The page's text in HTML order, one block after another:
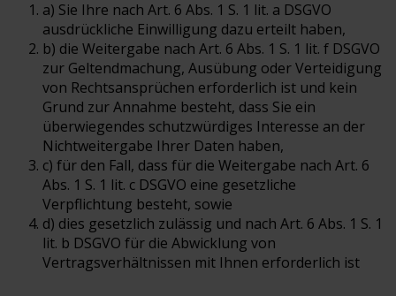
a) Sie Ihre nach Art. 6 Abs. 1 S. 1 lit. a DSGVO
ausdrückliche Einwilligung dazu erteilt haben,
b) die Weitergabe nach Art. 6 Abs. 1 S. 1 lit. f DSGVO
zur Geltendmachung, Ausübung oder Verteidigung
von Rechtsansprüchen erforderlich ist und kein
Grund zur Annahme besteht, dass Sie ein
überwiegendes schutzwürdiges Interesse an der
Nichtweitergabe Ihrer Daten haben,
c) für den Fall, dass für die Weitergabe nach Art. 6
Abs. 1 S. 1 lit. c DSGVO eine gesetzliche
Verpflichtung besteht, sowie
d) dies gesetzlich zulässig und nach Art. 6 Abs. 1 S. 1
lit. b DSGVO für die Abwicklung von
Vertragsverhältnissen mit Ihnen erforderlich ist